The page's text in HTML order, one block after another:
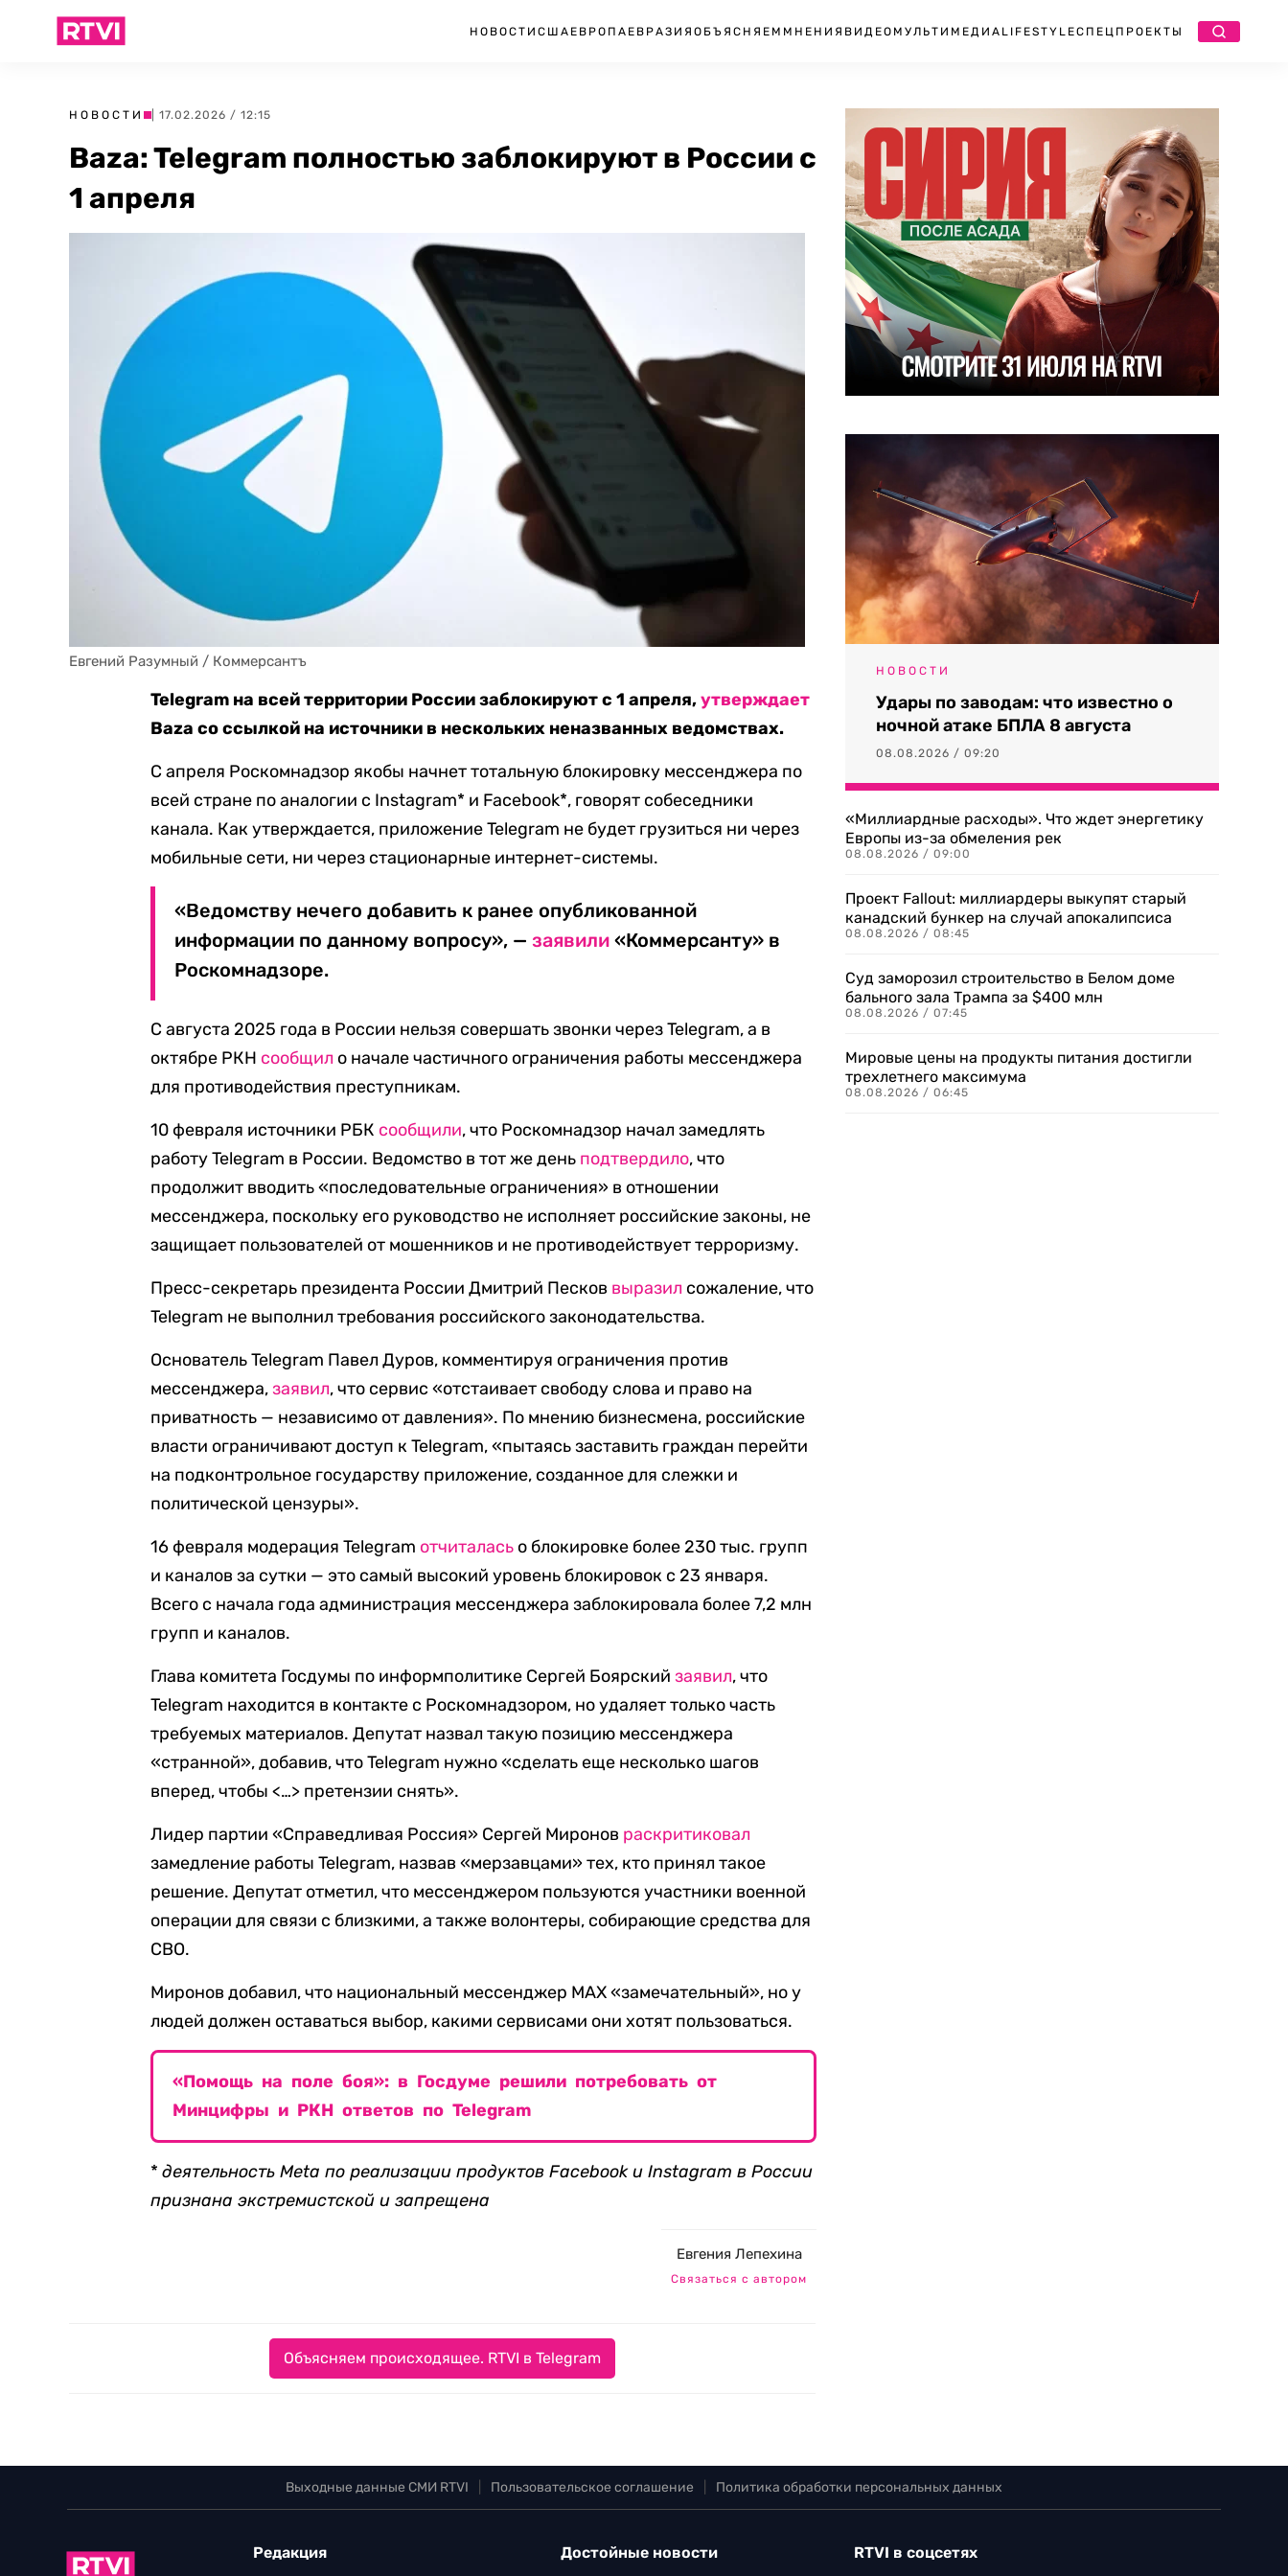
НОВОСТИ США ЕВРОПА ЕВРАЗИЯ ОБЪЯСНЯЕМ МНЕНИЯ ВИДЕО МУЛЬТИМЕДИА LIFESTYLEСПЕЦПРОЕКТЫ
НОВОСТИ | 17.02.2026 / 12:15
Baza: Telegram полностью заблокируют в России с
1 апреля
Евгений Разумный / Коммерсантъ
Telegram на всей территории России заблокируют с 1 апреля,утверждает
Baza со ссылкой на источники в нескольких неназванных ведомствах.
С апреля Роскомнадзор якобы начнет тотальную блокировку мессенджера по
всей стране по аналогии с Instagram* и Facebook*, говорят собеседники
канала. Как утверждается, приложение Telegram не будет грузиться ни через
мобильные сети, ни через стационарные интернет-системы.
«Ведомству нечего добавить к ранее опубликованной
информации по данному вопросу», —заявили «Коммерсанту» в
Роскомнадзоре.
С августа 2025 года в России нельзя совершать звонки через Telegram, а в
октябре РКН сообщил о начале частичного ограничения работы мессенджера
для противодействия преступникам.
10 февраля источники РБК сообщили, что Роскомнадзор начал замедлять
работу Telegram в России. Ведомство в тот же день подтвердило, что
продолжит вводить «последовательные ограничения» в отношении
мессенджера, поскольку его руководство не исполняет российские законы, не
защищает пользователей от мошенников и не противодействует терроризму.
Пресс-секретарь президента России Дмитрий Песков выразил сожаление, что
Telegram не выполнил требования российского законодательства.
Основатель Telegram Павел Дуров, комментируя ограничения против
мессенджера,заявил, что сервис «отстаивает свободу слова и право на
приватность — независимо от давления». По мнению бизнесмена, российские
власти ограничивают доступ к Telegram, «пытаясь заставить граждан перейти
на подконтрольное государству приложение, созданное для слежки и
политической цензуры».
16 февраля модерация Telegram отчиталась о блокировке более 230 тыс. групп
и каналов за сутки — это самый высокий уровень блокировок с 23 января.
Всего с начала года администрация мессенджера заблокировала более 7,2 млн
групп и каналов.
Глава комитета Госдумы по информполитике Сергей Боярскийзаявил, что
Telegram находится в контакте с Роскомнадзором, но удаляет только часть
требуемых материалов. Депутат назвал такую позицию мессенджера
«странной», добавив, что Telegram нужно «сделать еще несколько шагов
вперед, чтобы <…> претензии снять».
Лидер партии «Справедливая Россия» Сергей Миронов раскритиковал
замедление работы Telegram, назвав «мерзавцами» тех, кто принял такое
решение. Депутат отметил, что мессенджером пользуются участники военной
операции для связи с близкими, а также волонтеры, собирающие средства для
СВО.
Миронов добавил, что национальный мессенджер MAX «замечательный», но у
людей должен оставаться выбор, какими сервисами они хотят пользоваться.
«Помощь на поле боя»: в Госдуме решили потребовать от
Минцифры и РКН ответов по Telegram
*деятельность Meta по реализации продуктов Facebook и Instagram в России
признана экстремистской и запрещена
Евгения Лепехина
Связаться с автором
Объясняем происходящее. RTVI в Telegram
НОВОСТИ
Удары по заводам: что известно о
ночной атаке БПЛА 8 августа
08.08.2026 / 09:20
«Миллиардные расходы». Что ждет энергетику
Европы из-за обмеления рек
08.08.2026 / 09:00
Проект Fallout: миллиардеры выкупят старый
канадский бункер на случай апокалипсиса
08.08.2026 / 08:45
Суд заморозил строительство в Белом доме
бального зала Трампа за $400 млн
08.08.2026 / 07:45
Мировые цены на продукты питания достигли
трехлетнего максимума
08.08.2026 / 06:45
Выходные данные СМИ RTVI Пользовательское соглашение Политика обработки персональных данных
Редакция Достойные новости RTVI в соцсетях